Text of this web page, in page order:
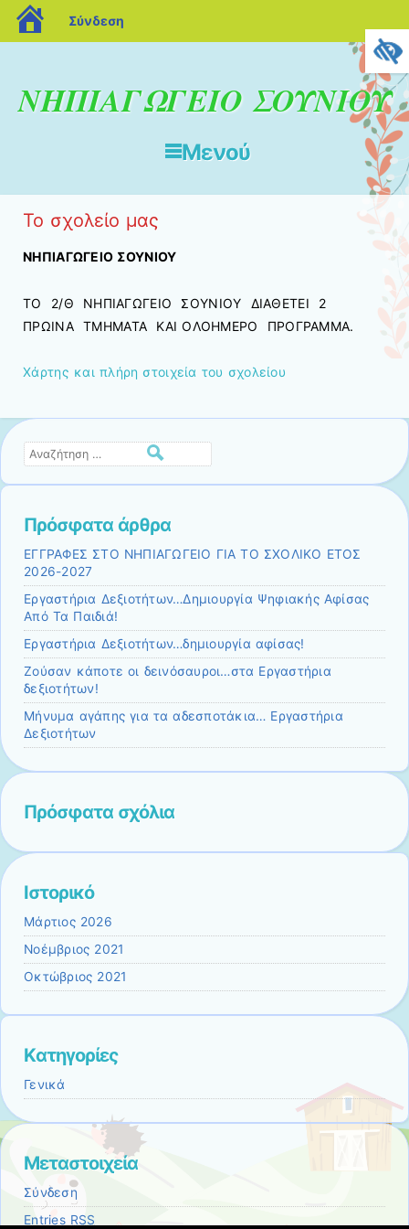
ΝΗΠΙΑΓΩΓΕΙΟ ΣΟΥΝΙΟΥ
Μενού
Το σχολείο μας
ΝΗΠΙΑΓΩΓΕΙΟ ΣΟΥΝΙΟΥ
ΤΟ 2/Θ ΝΗΠΙΑΓΩΓΕΙΟ ΣΟΥΝΙΟΥ ΔΙΑΘΕΤΕΙ 2
ΠΡΩΙΝΑ ΤΜΗΜΑΤΑ ΚΑΙ ΟΛΟΗΜΕΡΟ ΠΡΟΓΡΑΜΜΑ.
Χάρτης και πλήρη στοιχεία του σχολείου
Αναζήτηση
Πρόσφατα άρθρα
ΕΓΓΡΑΦΕΣ ΣΤΟ ΝΗΠΙΑΓΩΓΕΙΟ ΓΙΑ ΤΟ ΣΧΟΛΙΚΟ ΕΤΟΣ
2026-2027
Εργαστήρια Δεξιοτήτων…Δημιουργία Ψηφιακής Αφίσας
Από Τα Παιδιά!
Εργαστήρια Δεξιοτήτων…δημιουργία αφίσας!
Ζούσαν κάποτε οι δεινόσαυροι…στα Εργαστήρια
δεξιοτήτων!
Μήνυμα αγάπης για τα αδεσποτάκια… Εργαστήρια
Δεξιοτήτων
Πρόσφατα σχόλια
Ιστορικό
Μάρτιος 2026
Νοέμβριος 2021
Οκτώβριος 2021
Kατηγορίες
Γενικά
Μεταστοιχεία
Σύνδεση
Entries RSS
blogs.sch.gr
Σύνδεση